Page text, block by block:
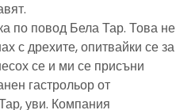
по повод Бела Тар. Това не
с дрехите, опитвайки се за
се и ми се присъни
гастрольор от
уви. Компания